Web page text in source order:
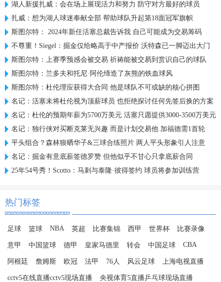
湖人新援扎威：会在场上展现活力和努力 防守对方最好的球员
扎威：想为湖人球迷奉献全部 帮助球队升起第18面冠军旗帜
斯图尔特： 2024年新任活塞总裁告诉我 自己可能成为交易筹码
不尊重！Siegel：掘金仅给略高于中产报价 沃特森已一脚迈出大门
斯图尔特：上赛季预感会被交易 祈祷能被交易到赏识自己的球队
斯图尔特：兰多夫和托尼·阿伦缔造了灰熊的铁血球风
斯图尔特：杜伦理应获得大合同 他是球队不可或缺的核心拼图
名记：活塞未将杜伦视为顶薪球员 也拒绝探讨任何先签后换的方案
名记：杜伦的预期年薪为5700万美元 活塞只愿提供3000-3500万美元
名记：独行侠对买断克莱无兴趣 而是计划交易他 加福德需1首轮
平头组合？森林狼晒华子&三球合练照片 两人平头形象引人注意
名记：掘金有意底薪签德罗赞 但他似乎不甘心只拿底薪合同
25年54号秀！Scotto：马刺与泰隆·彼得签约 球员将参加训练营
热门标签
足球 篮球 NBA 英超 比赛集锦 西甲 世界杯 比赛录像
意甲 中国篮球 德甲 皇家马德里 转会 中国足球 CBA
阿根廷 詹姆斯 欧冠 法甲 76人 风云足球 上海电视直播
cctv5在线直播cctv5现场直播 央视体育5直播乒乓球现场直播